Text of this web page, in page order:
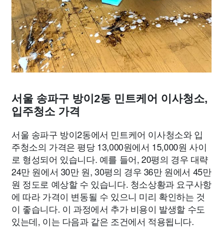
서울 송파구 방이2동 민트케어 이사청소,
입주청소 가격
서울 송파구 방이2동에서 민트케어 이사청소와 입
주청소의 가격은 평당 13,000원에서 15,000원 사이
로 형성되어 있습니다. 예를 들어, 20평의 경우 대략
24만 원에서 30만 원, 30평의 경우 36만 원에서 45만
원 정도로 예상할 수 있습니다. 청소상황과 요구사항
에 따라 가격이 변동될 수 있으니 미리 확인하는 것
이 좋습니다. 이 과정에서 추가 비용이 발생할 수도
있는데, 이는 다음과 같은 조건에서 적용됩니다.